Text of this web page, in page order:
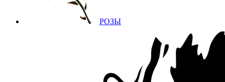
РОЗЫ